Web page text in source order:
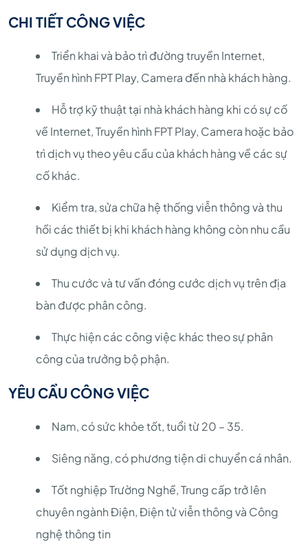
CHI TIẾT CÔNG VIỆC
Triển khai và bảo trì đường truyền Internet,
Truyền hình FPT Play, Camera đến nhà khách hàng.
Hỗ trợ kỹ thuật tại nhà khách hàng khi có sự cố
về Internet, Truyền hình FPT Play, Camera hoặc bảo
trì dịch vụ theo yêu cầu của khách hàng về các sự
cố khác.
Kiểm tra, sửa chữa hệ thống viễn thông và thu
hồi các thiết bị khi khách hàng không còn nhu cầu
sử dụng dịch vụ.
Thu cước và tư vấn đóng cước dịch vụ trên địa
bàn được phân công.
Thực hiện các công việc khác theo sự phân
công của trưởng bộ phận.
YÊU CẦU CÔNG VIỆC
Nam, có sức khỏe tốt, tuổi từ 20 – 35.
Siêng năng, có phương tiện di chuyển cá nhân.
Tốt nghiệp Trường Nghề, Trung cấp trở lên
chuyên ngành Điện, Điện tử viễn thông và Công
nghệ thông tin